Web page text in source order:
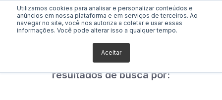
Utilizamos cookies para analisar e personalizar conteúdos e
anúncios em nossa plataforma e em serviços de terceiros. Ao
navegar no site, você nos autoriza a coletar e usar essas
informações. Você pode alterar isso a qualquer tempo.
Aceitar
Foram encontrados 0
resultados de busca por: